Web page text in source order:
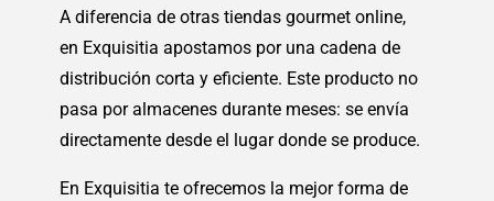
A diferencia de otras tiendas gourmet online,
en Exquisitia apostamos por una cadena de
distribución corta y eficiente. Este producto no
pasa por almacenes durante meses: se envía
directamente desde el lugar donde se produce.
En Exquisitia te ofrecemos la mejor forma de